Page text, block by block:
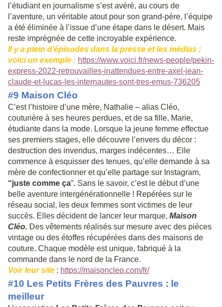
l’étudiant en journalisme s’est avéré, au cours de
l’aventure, un véritable atout pour son grand-père, l’équipe
a été éliminée à l’issue d’une étape dans le désert. Mais
reste imprégnée de cette incroyable expérience.
Il y a plein d’épisodes dans la presse et les médias ;
voici un exemple : https://www.voici.fr/news-people/pekin-
express-2022-retrouvailles-inattendues-entre-axel-jean-
claude-et-lucas-les-internautes-sont-tres-emus-736205
#9 Maison Cléo
C’est l’histoire d’une mère, Nathalie – alias Cléo,
couturière à ses heures perdues, et de sa fille, Marie,
étudiante dans la mode. Lorsque la jeune femme effectue
ses premiers stages, elle découvre l’envers du décor :
destruction des invendus, marges indécentes… Elle
commence à esquisser des tenues, qu’elle demande à sa
mère de confectionner et qu’elle partage sur Instagram,
“juste comme ça”. Sans le savoir, c’est le début d’une
belle aventure intergénérationnelle ! Repérées sur le
réseau social, les deux femmes sont victimes de leur
succès. Elles décident de lancer leur marque, Maison
Cléo. Des vêtements réalisés sur mesure avec des pièces
vintage ou des étoffes récupérées dans des maisons de
couture. Chaque modèle est unique, fabriqué à la
commande dans le nord de la France.
Voir leur site : https://maisoncleo.com/fr/
#10 Les Petits Frères des Pauvres : le
meilleur